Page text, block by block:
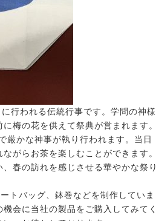
行われる伝統行事です。学問の神様
梅の花を供えて祭典が営まれます。
厳かな神事が執り行われます。当日
がらお茶を楽しむことができます。
春の訪れを感じさせる華やかな祭り
トバッグ、鉢巻などを制作していま
会に当社の製品をご購入してみてく